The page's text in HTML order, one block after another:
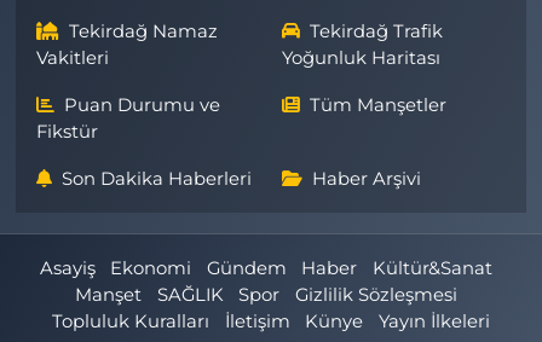
Tekirdağ Namaz
Vakitleri
Tekirdağ Trafik
Yoğunluk Haritası
Puan Durumu ve
Fikstür
Tüm Manşetler
Son Dakika Haberleri Haber Arşivi
Asayiş Ekonomi Gündem Haber
Kültür&Sanat
Manşet
SAĞLIK Spor
Gizlilik Sözleşmesi
Topluluk Kuralları
İletişim Künye Yayın İlkeleri